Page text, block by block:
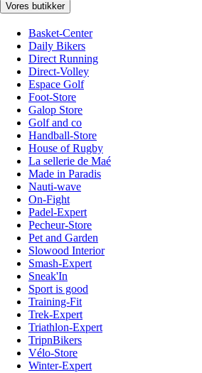
Vores butikker
Basket-Center
Daily Bikers
Direct Running
Direct-Volley
Espace Golf
Foot-Store
Galop Store
Golf and co
Handball-Store
House of Rugby
La sellerie de Maé
Made in Paradis
Nauti-wave
On-Fight
Padel-Expert
Pecheur-Store
Pet and Garden
Slowood Interior
Smash-Expert
Sneak'In
Sport is good
Training-Fit
Trek-Expert
Triathlon-Expert
TripnBikers
Vélo-Store
Winter-Expert